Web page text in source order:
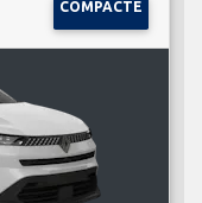
COMPACTE